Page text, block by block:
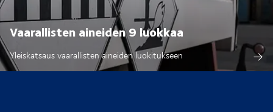
Vaarallisten aineiden 9 luokkaa
Yleiskatsaus vaarallisten aineiden luokitukseen